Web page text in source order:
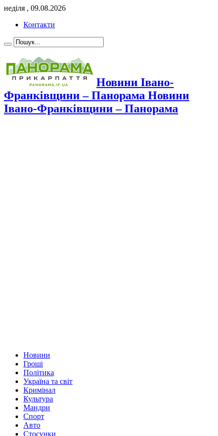
неділя , 09.08.2026
Контакти
Новини Івано-
Франківщини – Панорама Новини
Івано-Франківщини – Панорама
Новини
Гроші
Політика
Україна та світ
Кримінал
Культура
Мандри
Спорт
Авто
Стосунки